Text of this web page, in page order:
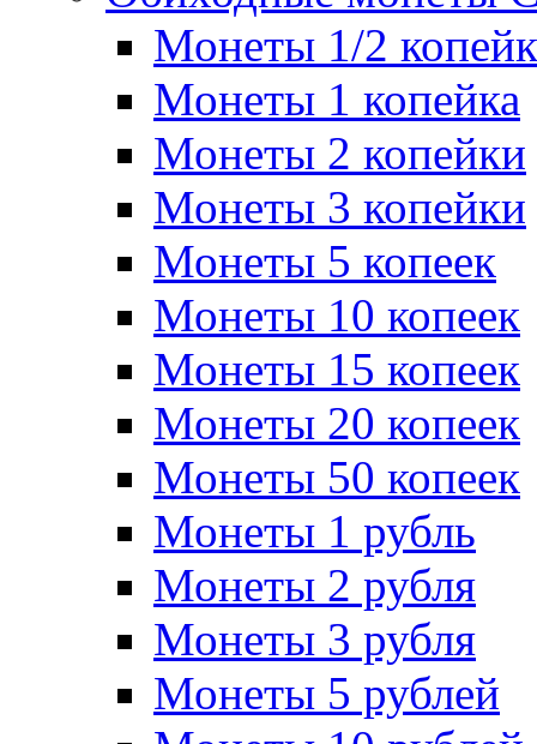
Монеты 1/2
Монеты 1 копейка
Монеты 2 копейки
Монеты 3 копейки
Монеты 5 копеек
Монеты 10 копеек
Монеты 15 копеек
Монеты 20 копеек
Монеты 50 копеек
Монеты 1 рубль
Монеты 2 рубля
Монеты 3 рубля
Монеты 5 рублей